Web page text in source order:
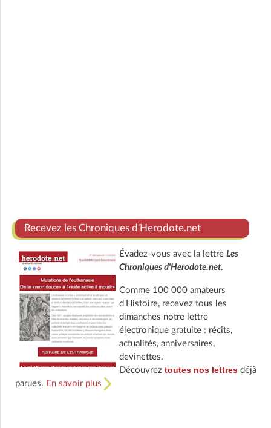
Recevez les Chroniques d'Herodote.net
Évadez-vous avec la lettre Les
Chroniques d'Herodote.net.
Comme 100 000 amateurs
d'Histoire, recevez tous les
dimanches notre lettre
électronique gratuite : récits,
actualités, anniversaires,
devinettes.
Découvrez toutes nos lettresdéjà
parues. En savoir plus